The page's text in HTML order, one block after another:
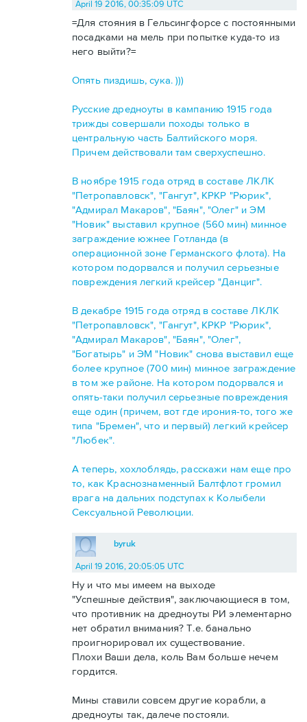
April 19 2016, 00:35:09 UTC
=Для стояния в Гельсингфорсе с постоянными
посадками на мель при попытке куда-то из
него выйти?=
Опять пиздишь, сука. )))
Русские дредноуты в кампанию 1915 года
трижды совершали походы только в
центральную часть Балтийского моря.
Причем действовали там сверхуспешно.
В ноябре 1915 года отряд в составе ЛКЛК
"Петропавловск", "Гангут", КРКР "Рюрик",
"Адмирал Макаров", "Баян", "Олег" и ЭМ
"Новик" выставил крупное (560 мин) минное
заграждение южнее Готланда (в
операционной зоне Германского флота). На
котором подорвался и получил серьезные
повреждения легкий крейсер "Данциг".
В декабре 1915 года отряд в составе ЛКЛК
"Петропавловск", "Гангут", КРКР "Рюрик",
"Адмирал Макаров", "Баян", "Олег",
"Богатырь" и ЭМ "Новик" снова выставил еще
более крупное (700 мин) минное заграждение
в том же районе. На котором подорвался и
опять-таки получил серьезные повреждения
еще один (причем, вот где ирония-то, того же
типа "Бремен", что и первый) легкий крейсер
"Любек".
А теперь, хохлоблядь, расскажи нам еще про
то, как Краснознаменный Балтфлот громил
врага на дальних подступах к Колыбели
Сексуальной Революции.
byruk
April 19 2016, 20:05:05 UTC
Ну и что мы имеем на выходе
"Успешные действия", заключающиеся в том,
что противник на дредноуты РИ элементарно
нет обратил внимания? Т.е. банально
проигнорировал их существование.
Плохи Ваши дела, коль Вам больше нечем
гордится.
Мины ставили совсем другие корабли, а
дредноуты так, далече постояли.